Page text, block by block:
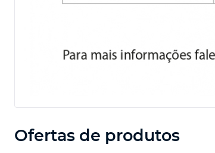
Ofertas de produtos